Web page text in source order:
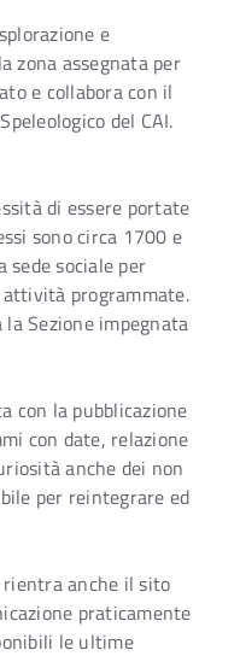
e
zona assegnata per
e collabora con il
del CAI.
di essere portate
sono circa 1700 e
sociale per
programmate.
Sezione impegnata
con la pubblicazione
con date, relazione
anche dei non
per reintegrare ed
anche il sito
praticamente
le ultime